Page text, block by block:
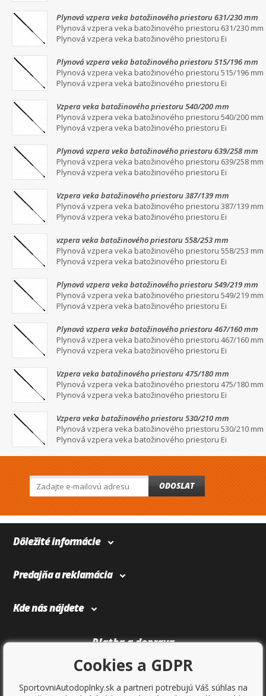
Plynová vzpera veka batožinového priestoru 631/230 mm
Plynová vzpera veka batožinového priestoru 631/230 mm
Plynová vzpera veka batožinového priestoru Ei
Plynová vzpera veka batožinového priestoru 515/196 mm
Plynová vzpera veka batožinového priestoru 515/196 mm
Plynová vzpera veka batožinového priestoru Ei
Vzpera veka batožinového priestoru 540/200 mm
Plynová vzpera veka batožinového priestoru 540/200 mm
Plynová vzpera veka batožinového priestoru Ei
Plynová vzpera veka batožinového priestoru 639/258 mm
Plynová vzpera veka batožinového priestoru 639/258 mm
Plynová vzpera veka batožinového priestoru Ei
Vzpera veka batožinového priestoru 387/139 mm
Plynová vzpera veka batožinového priestoru 387/139 mm
Plynová vzpera veka batožinového priestoru Ei
vzpera veka batožinového priestoru 558/253 mm
Plynová vzpera veka batožinového priestoru 558/253 mm
Plynová vzpera veka batožinového priestoru Ei
Plynová vzpera veka batožinového priestoru 549/219 mm
Plynová vzpera veka batožinového priestoru 549/219 mm
Plynová vzpera veka batožinového priestoru Ei
Plynová vzpera veka batožinového priestoru 467/160 mm
Plynová vzpera veka batožinového priestoru 467/160 mm
Plynová vzpera veka batožinového priestoru Ei
Vzpera veka batožinového priestoru 475/180 mm
Plynová vzpera veka batožinového priestoru 475/180 mm
Plynová vzpera veka batožinového priestoru Ei
Vzpera veka batožinového priestoru 530/210 mm
Plynová vzpera veka batožinového priestoru 530/210 mm
Plynová vzpera veka batožinového priestoru Ei
ODOSLAT
Dôležité informácie
Predajňa a reklamácia
Kde nás nájdete
Platba a doprava
Cookies a GDPR
SportovniAutodoplnky.sk a partneri potrebujú Váš súhlas na